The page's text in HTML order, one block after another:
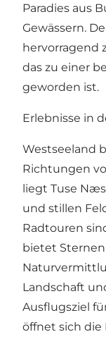
Paradies aus
Gewässern.
hervorragend
das zu einer
geworden ist.
Erlebnisse in
Westseeland
Richtungen
liegt Tuse
und stillen
Radtouren
bietet
Landschaft
Ausflugsziel
öffnet sich die